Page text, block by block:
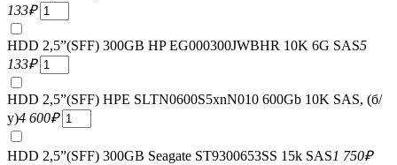
133₽
HDD 2,5”(SFF) 300GB HP EG000300JWBHR 10K 6G SAS5
133₽
HDD 2,5”(SFF) HPE SLTN0600S5xnN010 600Gb 10K SAS, (б/
у)4 600₽
HDD 2,5”(SFF) 300GB Seagate ST9300653SS 15k SAS1 750₽